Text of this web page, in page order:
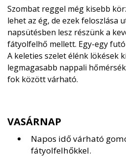
Szombat reggel még kisebb
lehet az ég, de ezek feloszlása
napsütésben lesz részünk a
fátyolfelhő mellett. Egy-egy
A keleties szelet élénk lökések
legmagasabb nappali
fok között várható.
VASÁRNAP
Napos idő várható
fátyolfelhőkkel.